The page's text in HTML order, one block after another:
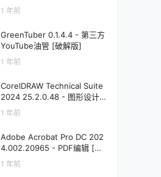
1 年前
GreenTuber 0.1.4.4 - 第三方
YouTube油管 [破解版]
1 年前
CorelDRAW Technical Suite
2024 25.2.0.48 - 图形设计
[免激活直装版]
1 年前
Adobe Acrobat Pro DC 202
4.002.20965 - PDF编辑 [绿
色版]
1 年前